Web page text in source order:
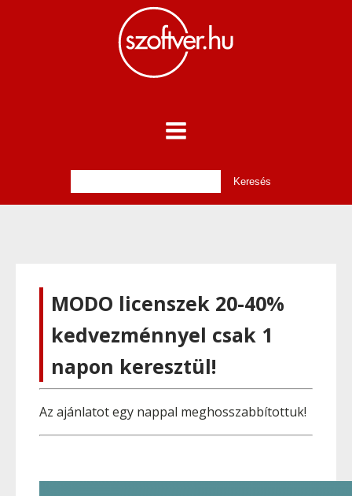
MODO licenszek 20-40%
kedvezménnyel csak 1
napon keresztül!
Az ajánlatot egy nappal meghosszabbítottuk!